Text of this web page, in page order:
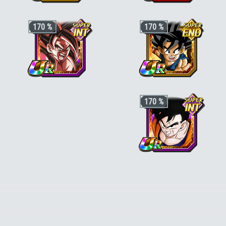
+3 ki, +200% stats pour la catégorie
"Pouvoir démoniaque"; +3 ki, +170%
stats pour la catégorie"Prodiges du
ou"Combat rapide"
"Pouvoir démoniaque"), +30% stats
bonus si aussi"Chercheurs de boules
de cristal"
+3 ki, +170% stats pour la catégorie
"Dragon Ball Heroes","Kamehameha"
"Puissance au-delà du Super
, +30% stats bonus si aussi
"Crossover"
170 % 170 %
Ki +3, PV, ATT et DÉF +170 % pour la
catégorie"Arc enfant","Enfant"
"Explosion de colère"
, et PV, ATT et DÉF
+30 % en plus si le perso est aussi de
catégorie"Chercheurs de boules de
cristal"ou"Liens d'amitié"
170 %